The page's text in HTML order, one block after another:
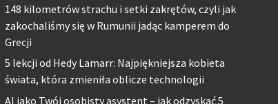
148 kilometrów strachu i setki zakrętów, czyli jak
zakochaliśmy się w Rumunii jadąc kamperem do
Grecji
5 lekcji od Hedy Lamarr: Najpiękniejsza kobieta
świata, która zmieniła oblicze technologii
AI jako Twój osobisty asystent – jak odzyskać 5